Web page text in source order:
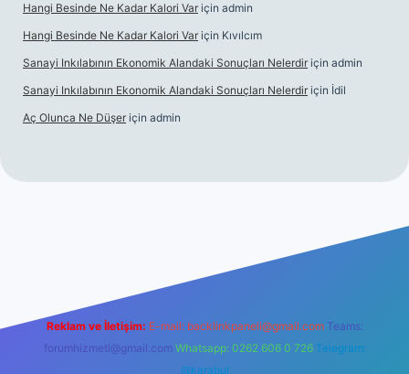
Hangi Besinde Ne Kadar Kalori Var için admin
Hangi Besinde Ne Kadar Kalori Var için Kıvılcım
Sanayi Inkılabının Ekonomik Alandaki Sonuçları Nelerdir için admin
Sanayi Inkılabının Ekonomik Alandaki Sonuçları Nelerdir için İdil
Aç Olunca Ne Düşer için admin
Reklam ve İletişim: E-mail: backlinkpaneli@gmail.com Teams:
forumhizmeti@gmail.com Whatsapp: 0262 606 0 726 Telegram:
@karabul